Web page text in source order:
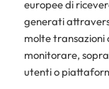
europee di
generati
molte transazioni
monitorare,
utenti o